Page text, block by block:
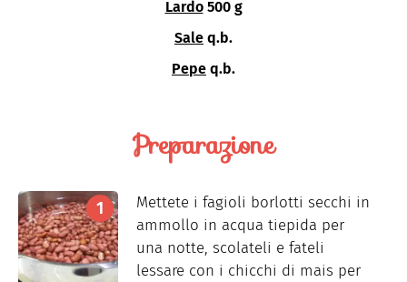
Lardo 500 g
Sale q.b.
Pepe q.b.
Preparazione
Mettete i fagioli borlotti secchi in
ammollo in acqua tiepida per
una notte, scolateli e fateli
lessare con i chicchi di mais per